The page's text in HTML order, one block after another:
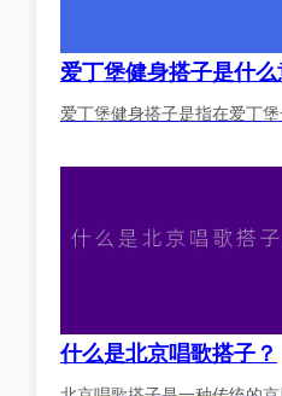
爱丁堡健身搭子是什么
爱丁堡健身搭子是指在爱丁堡
什么是北京唱歌搭子？